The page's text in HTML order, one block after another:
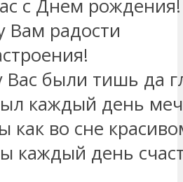
с Днем рождения!
Вам радости
Вас были тишь да
каждый день
во сне
каждый день